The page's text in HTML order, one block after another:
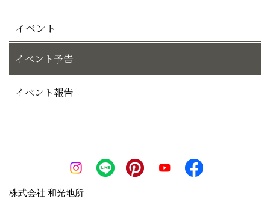
目的で個人情報を利用する場合、あらかじめご本
人様の同意を得た上で行います。
業活動、契約の締結と履行
情報提供、営業活動、契約の締結と履行
４）上記目的の達成のために必要な手続き（融
イベント
イベント予告
イベント報告
株式会社 和光地所